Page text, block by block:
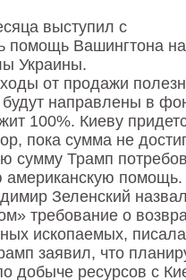
выступил с
помощь Вашингтона на
Украины.
от продажи
направлены в
100%. Киеву
пока сумма не
сумму Трамп
американскую помощь.
Зеленский
требование о
ископаемых,
заявил, что
добыче ресурсов с